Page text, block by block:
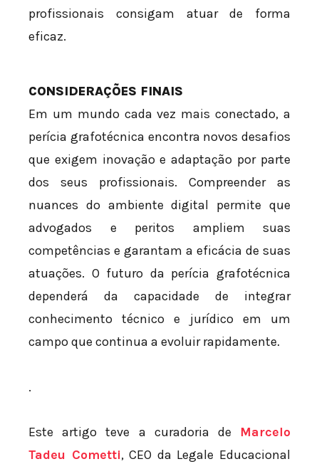
profissionais consigam atuar de forma
eficaz.
CONSIDERAÇÕES FINAIS
Em um mundo cada vez mais conectado, a
perícia grafotécnica encontra novos desafios
que exigem inovação e adaptação por parte
dos seus profissionais. Compreender as
nuances do ambiente digital permite que
advogados e peritos ampliem suas
competências e garantam a eficácia de suas
atuações. O futuro da perícia grafotécnica
dependerá da capacidade de integrar
conhecimento técnico e jurídico em um
campo que continua a evoluir rapidamente.
.
Este artigo teve a curadoria de Marcelo
Tadeu Cometti, CEO da Legale Educacional